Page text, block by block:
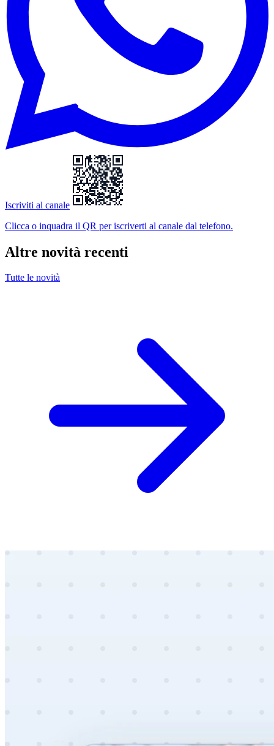
Iscriviti al canale
Clicca o inquadra il QR per iscriverti al canale dal telefono.
Altre novità recenti
Tutte le novità